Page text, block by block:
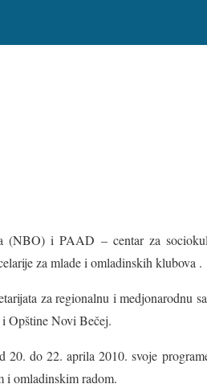
(NBO) i PAAD – centar za
za mlade i omladinskih klubova .
za regionalnu i medjonarodnu
Opštine Novi Bečej.
do 22. aprila 2010. svoje
i omladinskim radom.